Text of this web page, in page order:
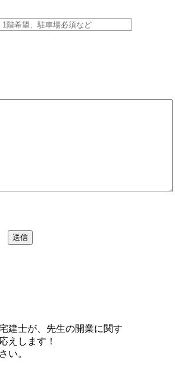
建士が、 先生の開業に関す
えします！
い。